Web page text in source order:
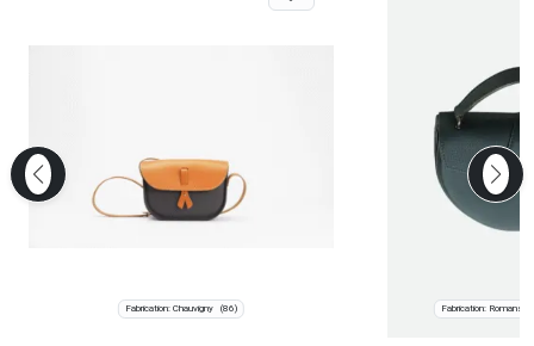
Fabrication: Chauvigny (86) Fabrication: Romans-